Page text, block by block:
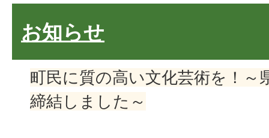
お知らせ
町民に質の高い文化芸術を！～
締結しました～